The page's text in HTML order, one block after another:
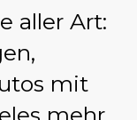
aller Art:
mit
mehr.